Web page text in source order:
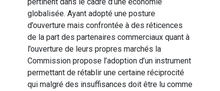
globalisée. Ayant adopté une posture
d’ouverture mais confrontée à des réticences
de la part des partenaires commerciaux quant à
l’ouverture de leurs propres marchés la
Commission propose l’adoption d’un instrument
permettant de rétablir une certaine réciprocité
qui malgré des insuffisances doit être lu comme